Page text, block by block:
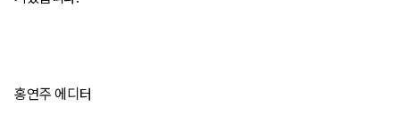
홍연주 에디터